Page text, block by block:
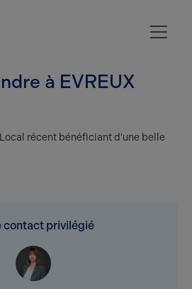
à EVREUX
récent bénéficiant d'une belle
contact privilégié